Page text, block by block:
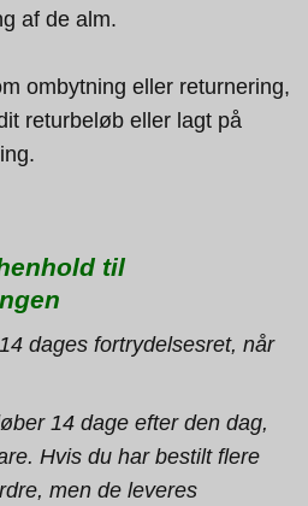
af de alm.
ombytning eller returnering,
returbeløb eller lagt på
til
dages fortrydelsesret, når
14 dage efter den dag,
Hvis du har bestilt flere
men de leveres